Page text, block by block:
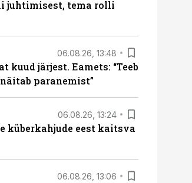
juhtimisest, tema rolli
06.08.26, 13:48
järjest. Eamets: “Teeb
paranemist”
06.08.26, 13:24
küberkahjude eest kaitsva
06.08.26, 13:06